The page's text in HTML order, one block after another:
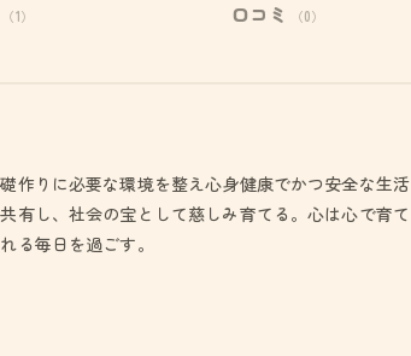
（1） 口コミ （0）
作りに必要な環境を整え心身健康でかつ安全な生活
有し、社会の宝として慈しみ育てる。心は心で育て
る毎日を過ごす。